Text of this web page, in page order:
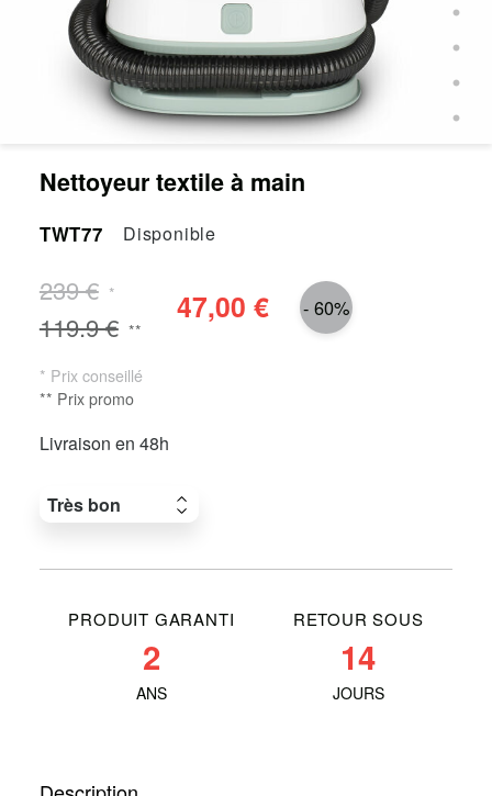
Nettoyeur textile à main
TWT77 Disponible
239 € *
119.9 € **
47,00 € - 60%
* Prix conseillé
** Prix promo
Livraison en 48h
PRODUIT GARANTI
2
ANS
RETOUR SOUS
14
JOURS